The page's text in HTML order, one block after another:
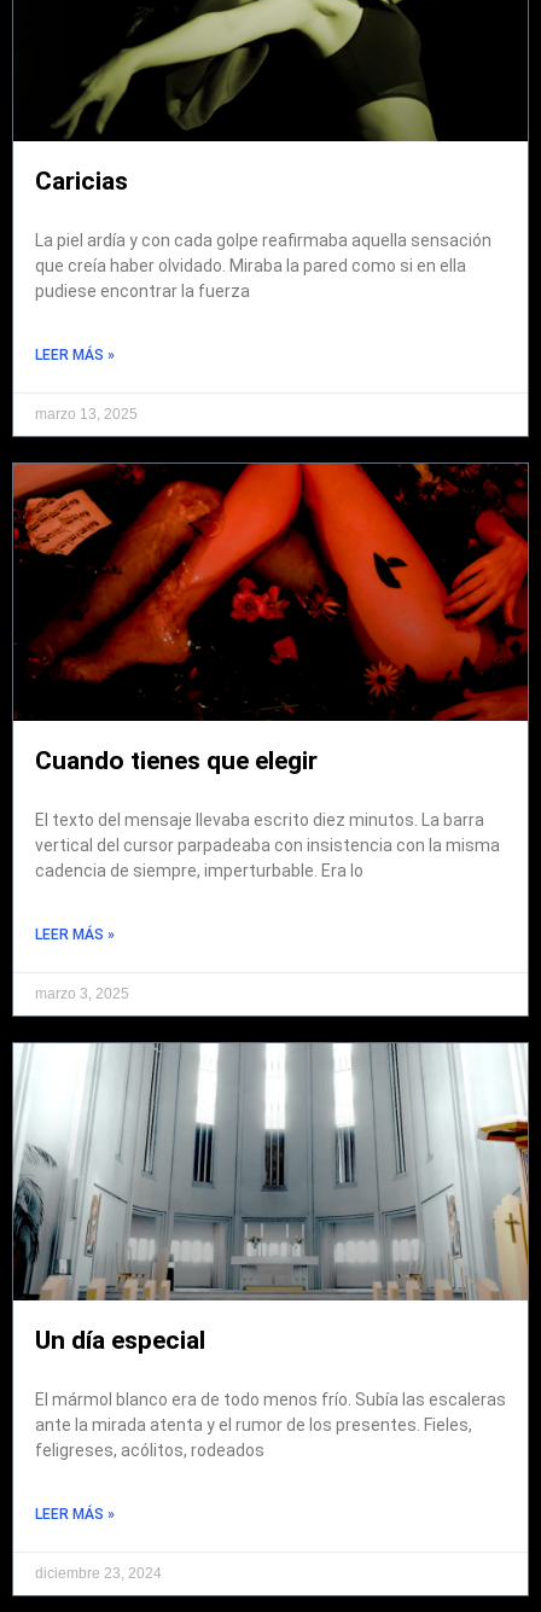
Caricias
La piel ardía y con cada golpe reafirmaba aquella sensación
que creía haber olvidado. Miraba la pared como si en ella
pudiese encontrar la fuerza
LEER MÁS »
marzo 13, 2025
Cuando tienes que elegir
El texto del mensaje llevaba escrito diez minutos. La barra
vertical del cursor parpadeaba con insistencia con la misma
cadencia de siempre, imperturbable. Era lo
LEER MÁS »
marzo 3, 2025
Un día especial
El mármol blanco era de todo menos frío. Subía las escaleras
ante la mirada atenta y el rumor de los presentes. Fieles,
feligreses, acólitos, rodeados
LEER MÁS »
diciembre 23, 2024